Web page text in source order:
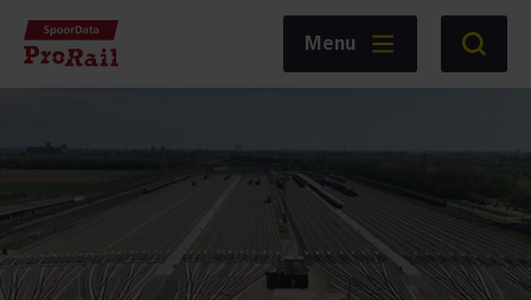
Navigatie
Homepage
Menu Zoeken